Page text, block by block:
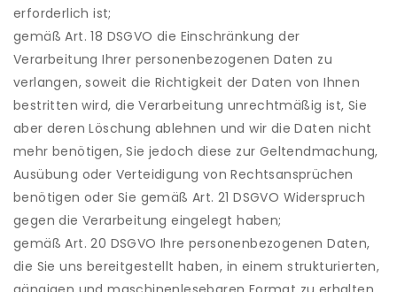
erforderlich ist;
gemäß Art. 18 DSGVO die Einschränkung der
Verarbeitung Ihrer personenbezogenen Daten zu
verlangen, soweit die Richtigkeit der Daten von Ihnen
bestritten wird, die Verarbeitung unrechtmäßig ist, Sie
aber deren Löschung ablehnen und wir die Daten nicht
mehr benötigen, Sie jedoch diese zur Geltendmachung,
Ausübung oder Verteidigung von Rechtsansprüchen
benötigen oder Sie gemäß Art. 21 DSGVO Widerspruch
gegen die Verarbeitung eingelegt haben;
gemäß Art. 20 DSGVO Ihre personenbezogenen Daten,
die Sie uns bereitgestellt haben, in einem strukturierten,